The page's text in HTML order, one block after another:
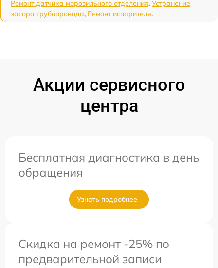
Ремонт датчика морозильного отделения, Устранение
засора трубопровода, Ремонт испарителя.
Акции сервисного
центра
Бесплатная диагностика в день
обращения
Узнать подробнее
Скидка на ремонт -25% по
предварительной записи